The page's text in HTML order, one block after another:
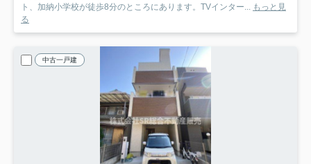
ト、加納小学校が徒歩8分のところにあります。TVインター... もっと見
る
中古一戸建